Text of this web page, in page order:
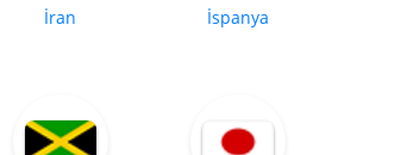
İran İspanya